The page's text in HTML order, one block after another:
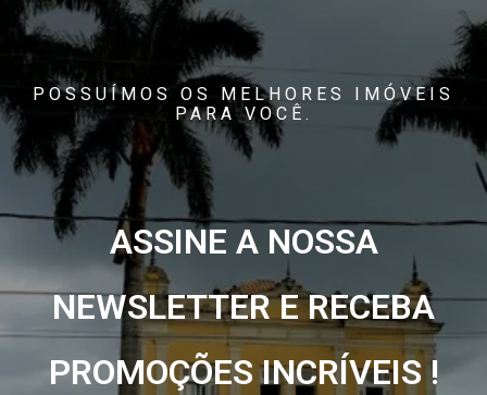
POSSUÍMOS OS MELHORES IMÓVEIS
PARA VOCÊ.
ASSINE A NOSSA
NEWSLETTER E RECEBA
PROMOÇÕES INCRÍVEIS !